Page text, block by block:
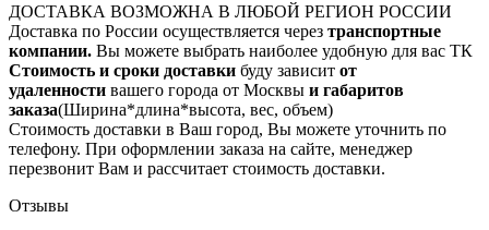
ДОСТАВКА ВОЗМОЖНА В ЛЮБОЙ РЕГИОН РОССИИ
Доставка по России осуществляется через транспортные
компании. Вы можете выбрать наиболее удобную для вас ТК
Стоимость и сроки доставки буду зависит от
удаленности вашего города от Москвы и габаритов
заказа(Ширина*длина*высота, вес, объем)
Стоимость доставки в Ваш город, Вы можете уточнить по
телефону. При оформлении заказа на сайте, менеджер
перезвонит Вам и рассчитает стоимость доставки.
Отзывы